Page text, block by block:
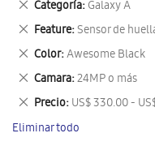
Categoría Galaxy A
Eliminar
este
artículo
Feature Sensor de
Eliminar
este
artículo
Color Awesome Black
Eliminar
este
artículo
Camara 24MP o más
Eliminar
este
artículo
Precio US$ 330.00 -
Eliminar
este
artículo
Eliminar todo